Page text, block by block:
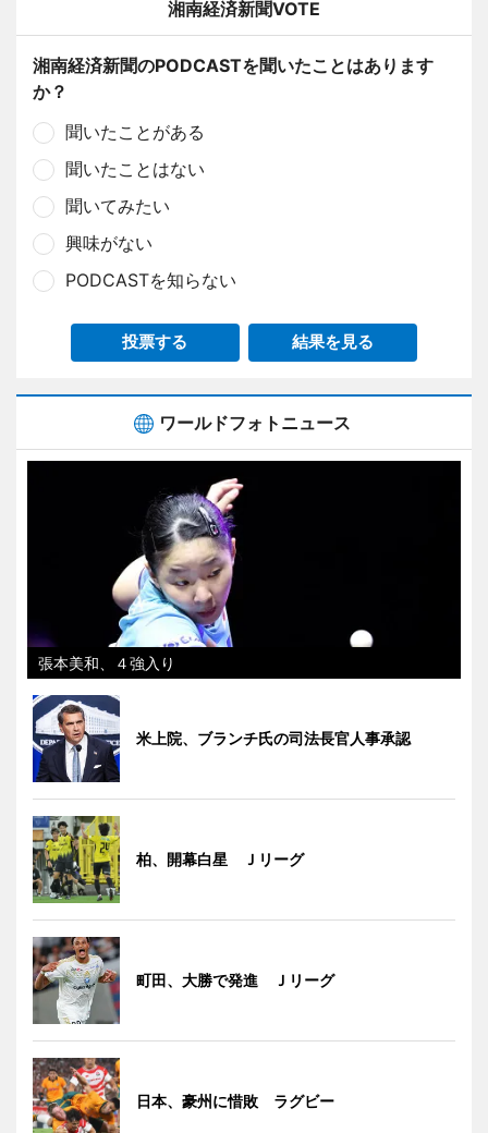
湘南経済新聞VOTE
湘南経済新聞のPODCASTを聞いたことはあります
か？
聞いたことがある
聞いたことはない
聞いてみたい
興味がない
PODCASTを知らない
投票する 結果を見る
ワールドフォトニュース
張本美和、４強入り
米上院、ブランチ氏の司法長官人事承認
柏、開幕白星 Ｊリーグ
町田、大勝で発進 Ｊリーグ
日本、豪州に惜敗 ラグビー